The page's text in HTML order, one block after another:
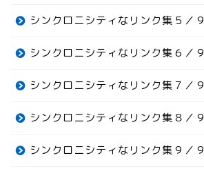
シンクロニシティなリンク集５／９
シンクロニシティなリンク集６／９
シンクロニシティなリンク集７／９
シンクロニシティなリンク集８／９
シンクロニシティなリンク集９／９